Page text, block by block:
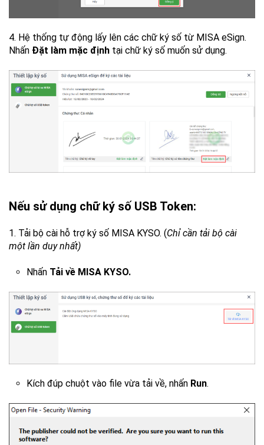
4. Hệ thống tự động lấy lên các chữ ký số từ MISA eSign.
Nhấn Đặt làm mặc định tại chữ ký số muốn sử dụng.
Nếu sử dụng chữ ký số USB Token:
1. Tải bộ cài hỗ trợ ký số MISA KYSO. (Chỉ cần tải bộ cài
một lần duy nhất)
Nhấn Tải về MISA KYSO.
Kích đúp chuột vào file vừa tải về, nhấn Run.